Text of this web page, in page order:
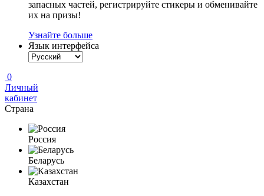
запасных частей, регистрируйте стикеры и обменивайте
их на призы!
Узнайте больше
Язык интерфейса
0
Личный
кабинет
Страна
Россия
Беларусь
Казахстан